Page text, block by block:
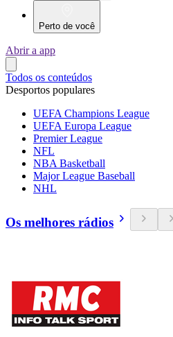
Perto de você
Abrir a app
Todos os conteúdos
Desportos populares
UEFA Champions League
UEFA Europa League
Premier League
NFL
NBA Basketball
Major League Baseball
NHL
Os melhores rádios